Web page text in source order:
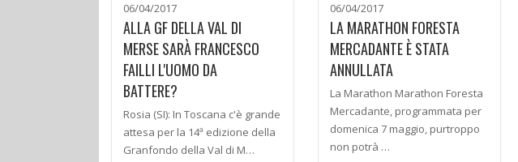
06/04/2017
ALLA GF DELLA VAL DI
MERSE SARÀ FRANCESCO
FAILLI L'UOMO DA
BATTERE?
Rosia (SI): In Toscana c'è grande
attesa per la 14ª edizione della
Granfondo della Val di M…
06/04/2017
LA MARATHON FORESTA
MERCADANTE È STATA
ANNULLATA
La Marathon Marathon Foresta
Mercadante, programmata per
domenica 7 maggio, purtroppo
non potrà …